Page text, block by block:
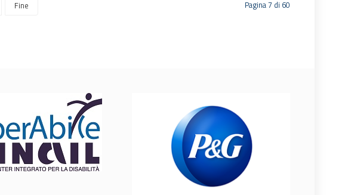
Pagina 7 di 60
Fine